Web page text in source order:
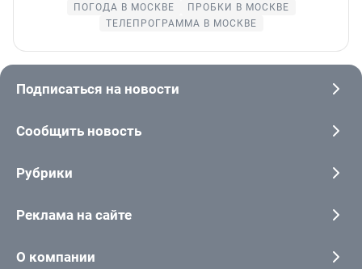
ПОГОДА В МОСКВЕ
ПРОБКИ В МОСКВЕ
ТЕЛЕПРОГРАММА В МОСКВЕ
Подписаться на новости
Сообщить новость
Рубрики
Реклама на сайте
О компании